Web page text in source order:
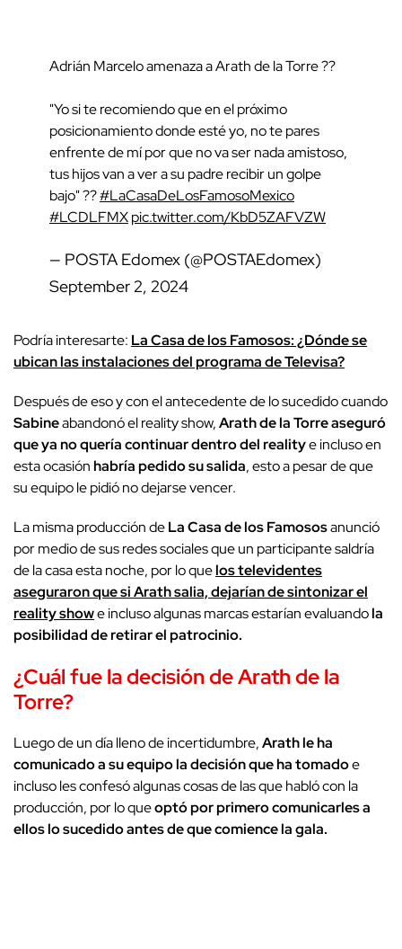
Adrián Marcelo amenaza a Arath de la Torre ??
"Yo si te recomiendo que en el próximo
posicionamiento donde esté yo, no te pares
enfrente de mí por que no va ser nada amistoso,
tus hijos van a ver a su padre recibir un golpe
bajo" ??#LaCasaDeLosFamosoMexico
#LCDLFMXpic.twitter.com/KbD5ZAFVZW
— POSTA Edomex (@POSTAEdomex)
September 2, 2024
Podría interesarte: La Casa de los Famosos: ¿Dónde se
ubican las instalaciones del programa de Televisa?
Después de eso y con el antecedente de lo sucedido cuando
Sabineabandonó el reality show,Arath de la Torre aseguró
que ya no quería continuar dentro del realitye incluso en
esta ocasiónhabría pedido su salida, esto a pesar de que
su equipo le pidió no dejarse vencer.
La misma producción deLa Casa de los Famososanunció
por medio de sus redes sociales que un participante saldría
de la casa esta noche, por lo quelos televidentes
aseguraron que si Arath salia, dejarían de sintonizar el
reality showe incluso algunas marcas estarían evaluandola
posibilidad de retirar el patrocinio.
¿Cuál fue la decisión de Arath de la
Torre?
Luego de un día lleno de incertidumbre,Arath le ha
comunicado a su equipo la decisión que ha tomadoe
incluso les confesó algunas cosas de las que habló con la
producción, por lo queoptó por primero comunicarles a
ellos lo sucedido antes de que comience la gala.